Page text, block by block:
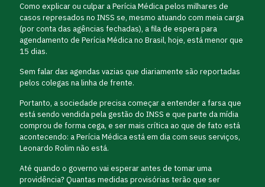
Como explicar ou culpar a Perícia Médica pelos milhares de
casos represados no INSS se, mesmo atuando com meia carga
(por conta das agências fechadas), a fila de espera para
agendamento de Perícia Médica no Brasil, hoje, está menor que
15 dias.
Sem falar das agendas vazias que diariamente são reportadas
pelos colegas na linha de frente.
Portanto, a sociedade precisa começar a entender a farsa que
está sendo vendida pela gestão do INSS e que parte da mídia
comprou de forma cega, e ser mais crítica ao que de fato está
acontecendo: a Perícia Médica está em dia com seus serviços,
Leonardo Rolim não está.
Até quando o governo vai esperar antes de tomar uma
providência? Quantas medidas provisórias terão que ser